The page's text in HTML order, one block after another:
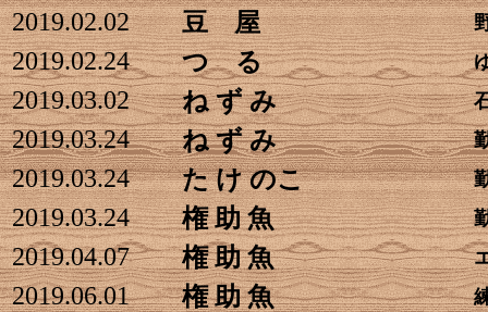
2019.02.02 豆 屋
2019.02.24 つ る
2019.03.02 ね ず み
2019.03.24 ね ず み
2019.03.24 た け のこ
2019.03.24 権 助 魚
2019.04.07 権 助 魚
2019.06.01 権 助 魚